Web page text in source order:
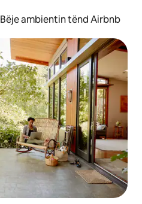
Bëje ambientin tënd Airbnb